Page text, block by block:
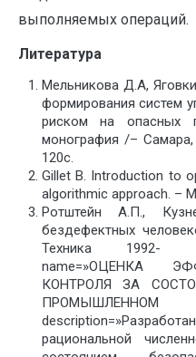
выполняемых операций.
Литература
Мельникова Д.А,
формирования систем
риском на опасных
монография /–
120с.
Gillet B. Introduction to
algorithmic approach. –
Ротштейн А.П.,
бездефектных
Техника 1992-
name=»ОЦЕНКА
КОНТРОЛЯ ЗА
рациональной